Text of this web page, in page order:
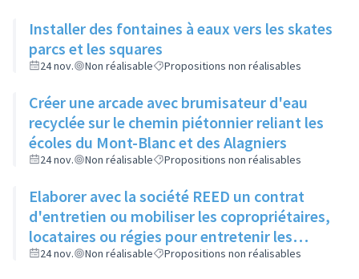
Installer des fontaines à eaux vers les skates
parcs et les squares
24 nov. Non réalisable Propositions non réalisables
Créer une arcade avec brumisateur d'eau
recyclée sur le chemin piétonnier reliant les
écoles du Mont-Blanc et des Alagniers
24 nov. Non réalisable Propositions non réalisables
Elaborer avec la société REED un contrat
d'entretien ou mobiliser les copropriétaires,
locataires ou régies pour entretenir les
espaces verts entre bâtiments
24 nov. Non réalisable Propositions non réalisables